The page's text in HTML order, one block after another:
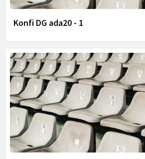
Konfi DG ada20 - 1